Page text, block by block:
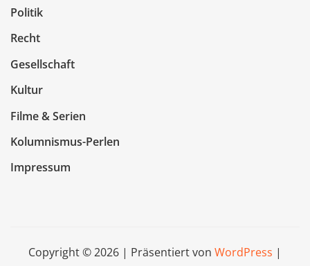
Politik
Recht
Gesellschaft
Kultur
Filme & Serien
Kolumnismus-Perlen
Impressum
Copyright © 2026 | Präsentiert von WordPress |